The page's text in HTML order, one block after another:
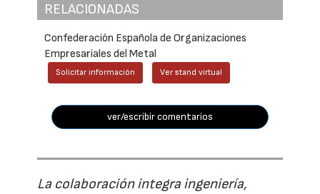
RELACIONADAS
Confederación Española de Organizaciones
Empresariales del Metal
Solicitar información Ver stand virtual
ver/escribir comentarios
La colaboración integra ingeniería,